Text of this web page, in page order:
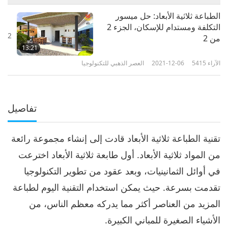
2
13:21
الطباعة ثلاثية الأبعاد: حل ميسور
التكلفة ومستدام للإسكان، الجزء 2
من 2
العصر الذهبي للتكنولوجيا 2021-12-06 5415 الآراء
تفاصيل
تقنية الطباعة ثلاثية الأبعاد قادت إلى إنشاء مجموعة رائعة
من المواد ثلاثية الأبعاد. أول طابعة ثلاثية الأبعاد اخترعت
في أوائل الثمانينيات، وبعد عقود من تطوير التكنولوجيا
تقدمت بسرعة. حيث يمكن استخدام التقنية اليوم لطباعة
المزيد من العناصر أكثر مما يدركه معظم الناس، من
الأشياء الصغيرة للمباني الكبيرة.